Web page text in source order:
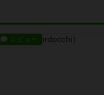
レビュー